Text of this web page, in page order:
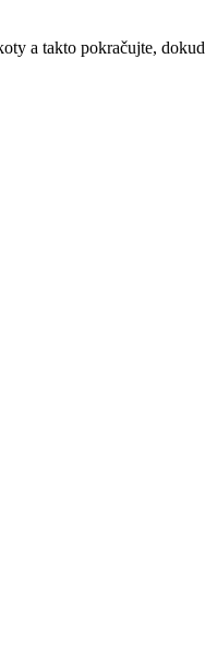
a takto pokračujte, dokud